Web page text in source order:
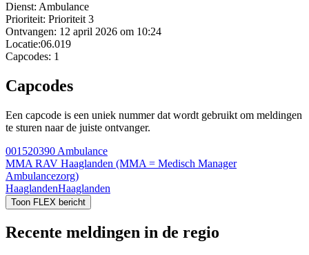
Dienst: Ambulance
Prioriteit: Prioriteit 3
Ontvangen: 12 april 2026 om 10:24
Locatie:06.019
Capcodes: 1
Capcodes
Een capcode is een uniek nummer dat wordt gebruikt om meldingen
te sturen naar de juiste ontvanger.
001520390 Ambulance
MMA RAV Haaglanden (MMA = Medisch Manager
Ambulancezorg)
HaaglandenHaaglanden
Toon FLEX bericht
Recente meldingen in de regio